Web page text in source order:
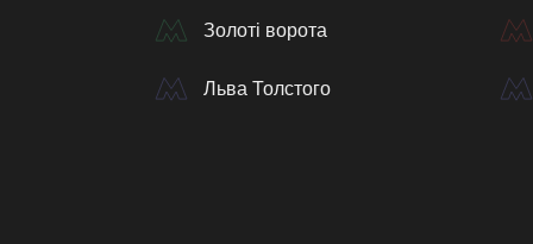
Золоті ворота
Льва Толстого